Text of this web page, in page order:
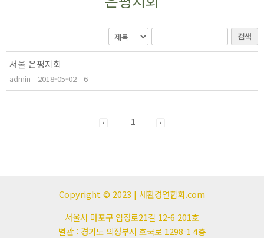
검색
서울 은평지회
admin 2018-05-02 6
1
Copyright © 2023 | 새환경연합회.com
서울시 마포구 임정로21길 12-6 201호
별관 : 경기도 의정부시 호국로 1298-1 4층